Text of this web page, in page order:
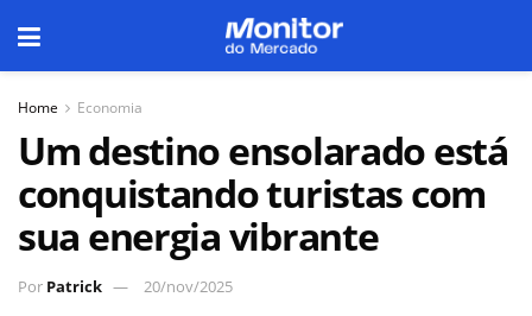
Home Economia
Um destino ensolarado está
conquistando turistas com
sua energia vibrante
Por Patrick 20/nov/2025